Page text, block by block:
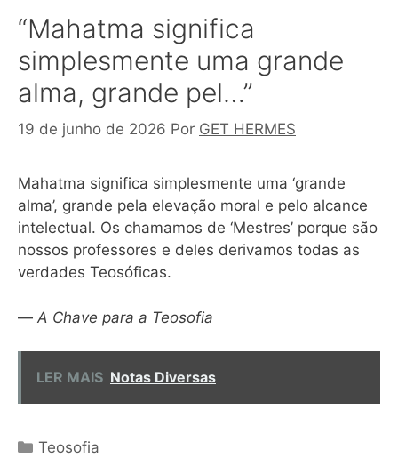
“Mahatma significa
simplesmente uma grande
alma, grande pel…”
19 de junho de 2026 Por GET HERMES
Mahatma significa simplesmente uma ‘grande
alma’, grande pela elevação moral e pelo alcance
intelectual. Os chamamos de ‘Mestres’ porque são
nossos professores e deles derivamos todas as
verdades Teosóficas.
— A Chave para a Teosofia
LER MAIS Notas Diversas
Categorias
Teosofia